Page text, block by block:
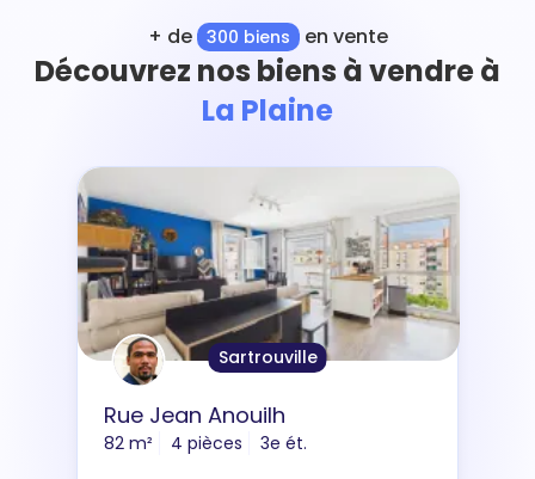
+ de 300 biens en vente
Découvrez nos biens à vendre à
La Plaine
Sartrouville
Rue Jean Anouilh
82 m² 4 pièces 3e ét.